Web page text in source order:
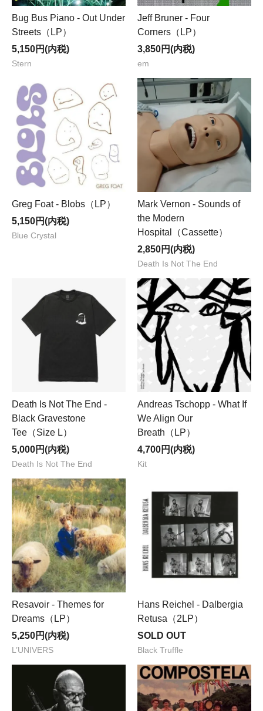
Bug Bus Piano - Out Under
Streets（LP）
5,150円(内税)
Stern
Jeff Bruner - Four
Corners（LP）
3,850円(内税)
em
Greg Foat - Blobs（LP）
5,150円(内税)
Blue Crystal
Mark Vernon - Sounds of
the Modern
Hospital（Cassette）
2,850円(内税)
Death Is Not The End
Death Is Not The End -
Black Gravestone
Tee（Size L）
5,000円(内税)
Death Is Not The End
Andreas Tschopp - What If
We Align Our
Breath（LP）
4,700円(内税)
Kit
Resavoir - Themes for
Dreams（LP）
5,250円(内税)
L’UNIVERS
Hans Reichel - Dalbergia
Retusa（2LP）
SOLD OUT
Black Truffle